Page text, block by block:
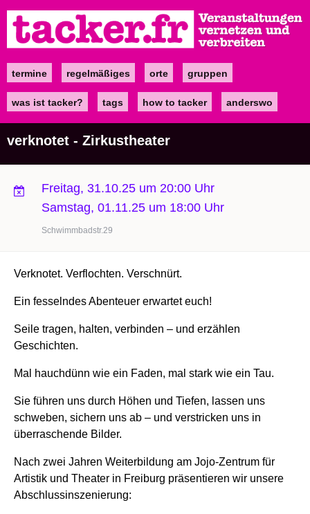
zum
Inhalt
Maintermine regelmäßiges orte gruppen
was ist tacker? tags how to tacker anderswo
verknotet - Zirkustheater
Freitag, 31.10.25 um 20:00 Uhr
Samstag, 01.11.25 um 18:00 Uhr
Schwimmbadstr.29
Verknotet. Verflochten. Verschnürt.
Ein fesselndes Abenteuer erwartet euch!
Seile tragen, halten, verbinden – und erzählen
Geschichten.
Mal hauchdünn wie ein Faden, mal stark wie ein Tau.
Sie führen uns durch Höhen und Tiefen, lassen uns
schweben, sichern uns ab – und verstricken uns in
überraschende Bilder.
Nach zwei Jahren Weiterbildung am Jojo-Zentrum für
Artistik und Theater in Freiburg präsentieren wir unsere
Abschlussinszenierung: